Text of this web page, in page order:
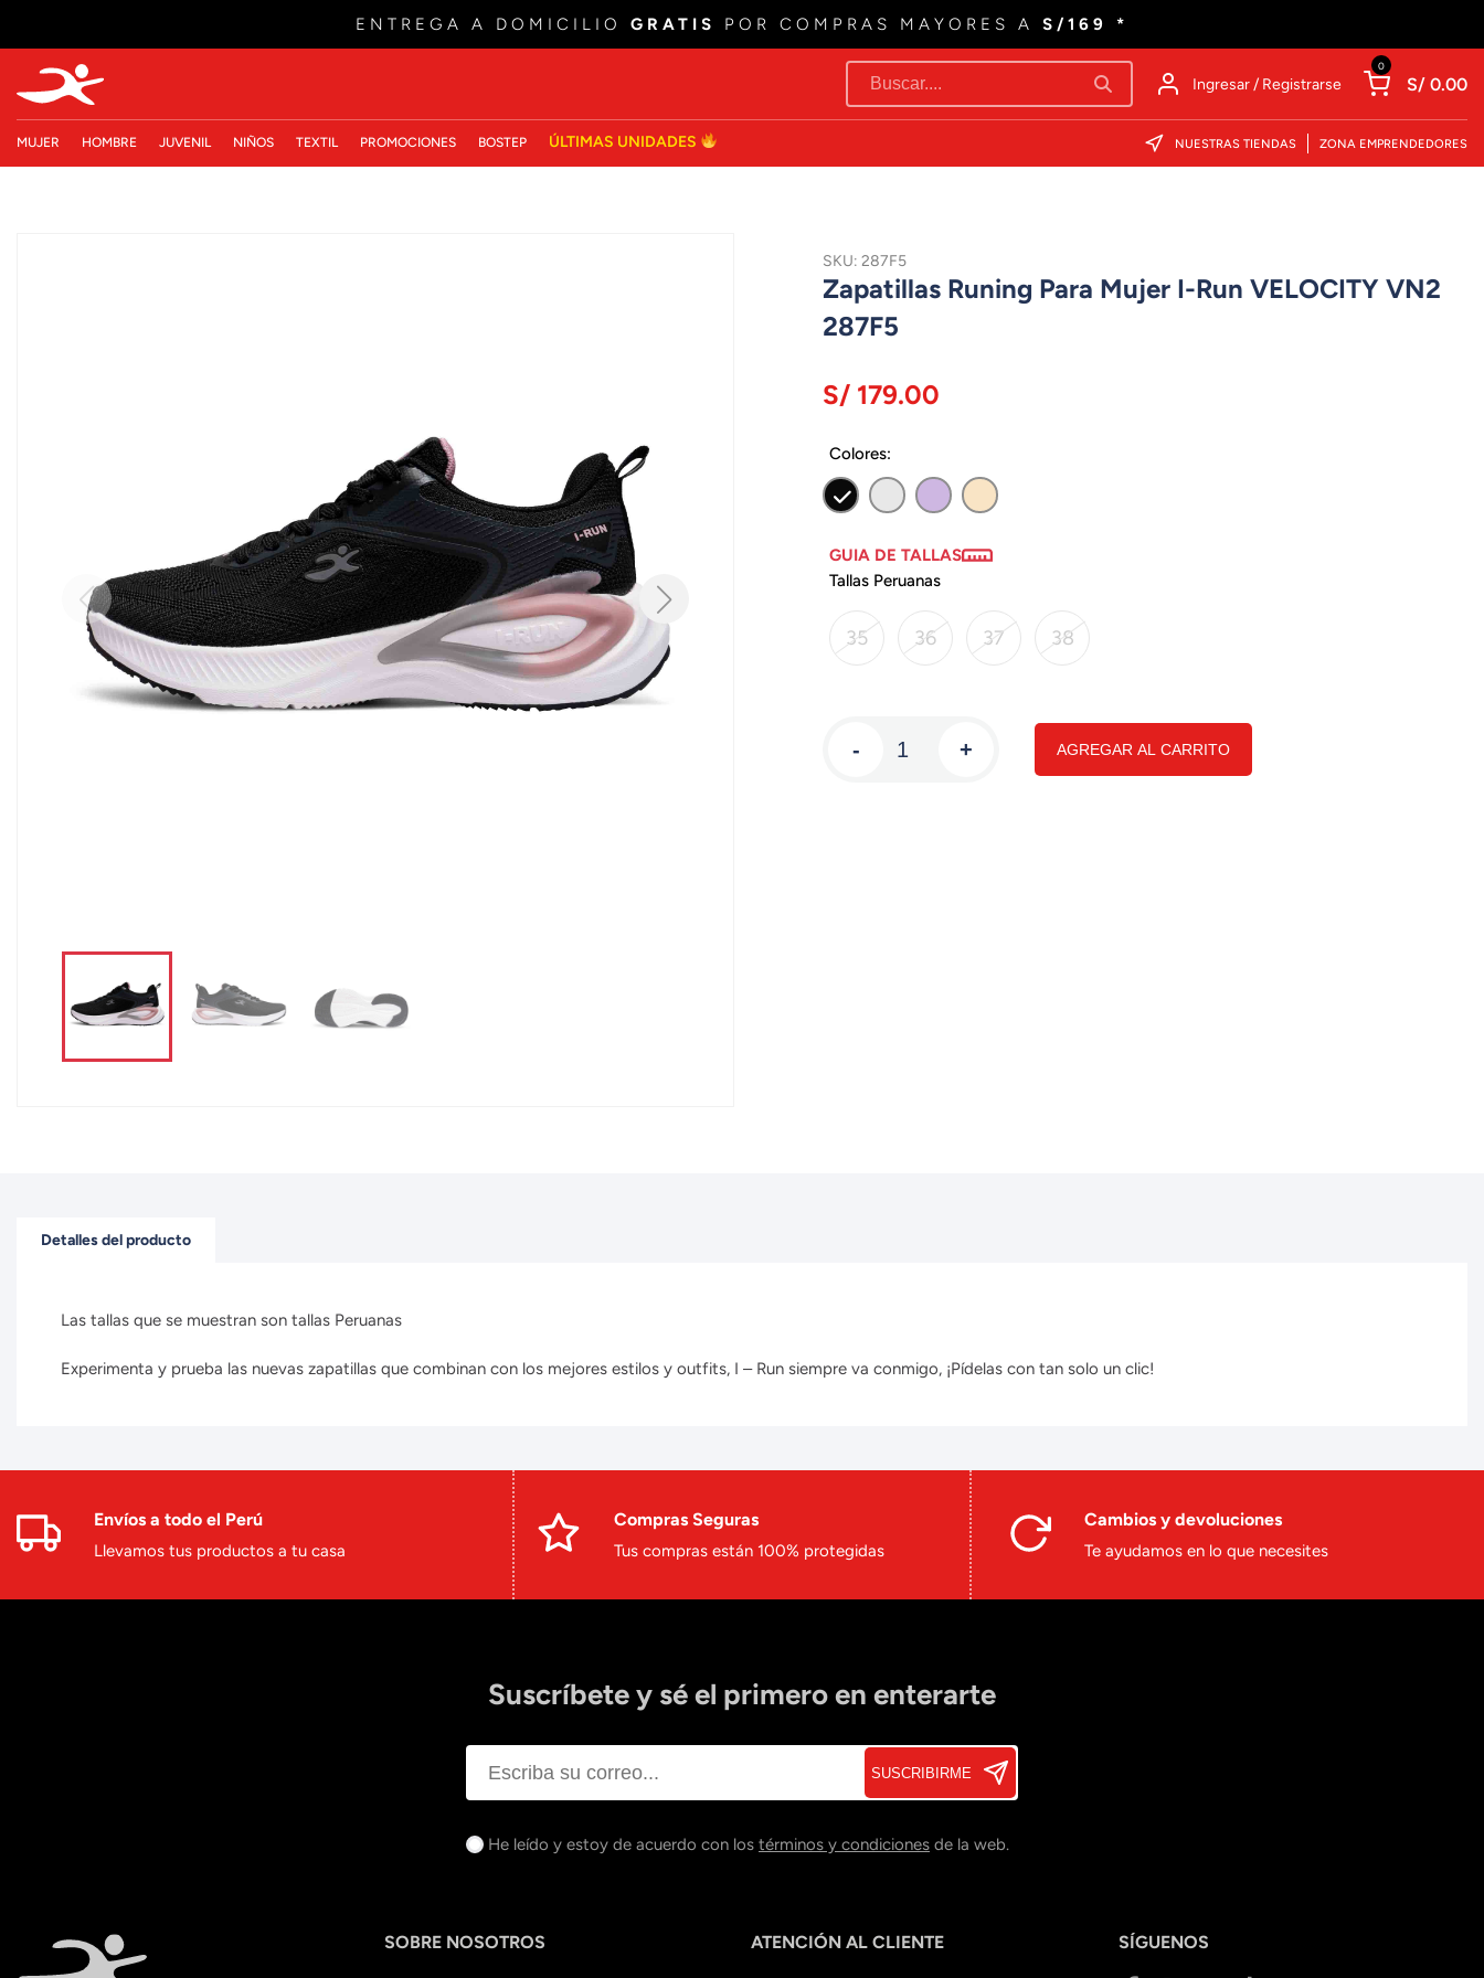
ENTREGA A DOMICILIO GRATIS POR COMPRAS MAYORES A S/169 *
Ingresar / Registrarse
0
S/ 0.00
MUJER HOMBRE JUVENIL NIÑOS TEXTIL PROMOCIONES BOSTEP ÚLTIMAS UNIDADES NUESTRAS TIENDAS ZONA EMPRENDEDORES
SKU: 287F5
Zapatillas Runing Para Mujer I-Run VELOCITY VN2
287F5
S/ 179.00
Colores:
GUIA DE TALLAS
Tallas Peruanas
35 36 37 38
- + AGREGAR AL CARRITO
Detalles del producto
Las tallas que se muestran son tallas Peruanas
Experimenta y prueba las nuevas zapatillas que combinan con los mejores estilos y outfits, I – Run siempre va conmigo, ¡Pídelas con tan solo un clic!
Envíos a todo el Perú
Llevamos tus productos a tu casa
Compras Seguras
Tus compras están 100% protegidas
Cambios y devoluciones
Te ayudamos en lo que necesites
Suscríbete y sé el primero en enterarte
SUSCRIBIRME
He leído y estoy de acuerdo con los términos y condiciones de la web.
SOBRE NOSOTROS ATENCIÓN AL CLIENTE SÍGUENOS